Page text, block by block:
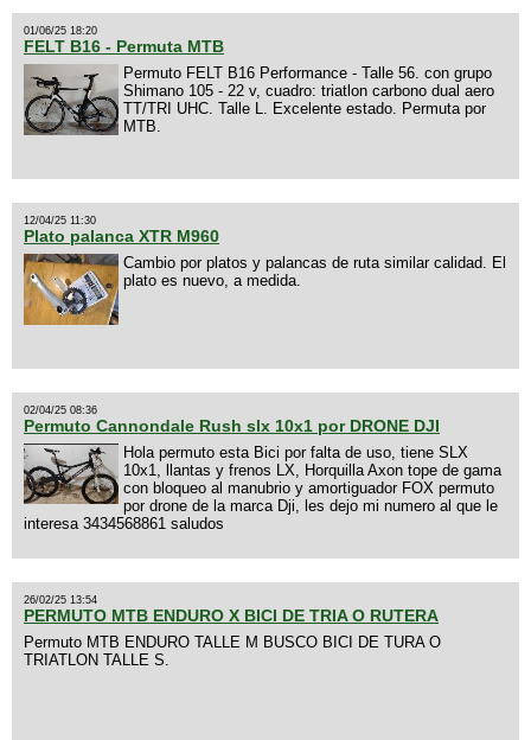
01/06/25 18:20
FELT B16 - Permuta MTB
Permuto FELT B16 Performance - Talle 56. con grupo
Shimano 105 - 22 v, cuadro: triatlon carbono dual aero
TT/TRI UHC. Talle L. Excelente estado. Permuta por
MTB.
12/04/25 11:30
Plato palanca XTR M960
Cambio por platos y palancas de ruta similar calidad. El
plato es nuevo, a medida.
02/04/25 08:36
Permuto Cannondale Rush slx 10x1 por DRONE DJI
Hola permuto esta Bici por falta de uso, tiene SLX
10x1, llantas y frenos LX, Horquilla Axon tope de gama
con bloqueo al manubrio y amortiguador FOX permuto
por drone de la marca Dji, les dejo mi numero al que le
interesa 3434568861 saludos
26/02/25 13:54
PERMUTO MTB ENDURO X BICI DE TRIA O RUTERA
Permuto MTB ENDURO TALLE M BUSCO BICI DE TURA O
TRIATLON TALLE S.